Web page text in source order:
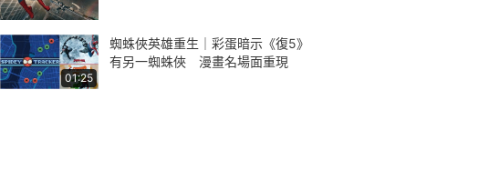
01:25
蜘蛛俠英雄重生｜彩蛋暗示《復5》
有另一蜘蛛俠 漫畫名場面重現